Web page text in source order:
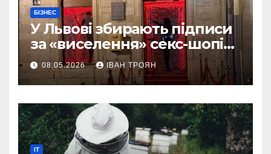
БІЗНЕС
У Львові збирають підписи
за «виселення» секс-шопів
із центру міста
08.05.2026 ІВАН ТРОЯН
IT